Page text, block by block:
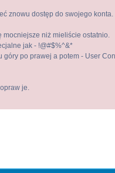
znowu dostęp do swojego konta.
niż mieliście ostatnio.
jak - !@#$%^&*
po prawej a potem - User
je.